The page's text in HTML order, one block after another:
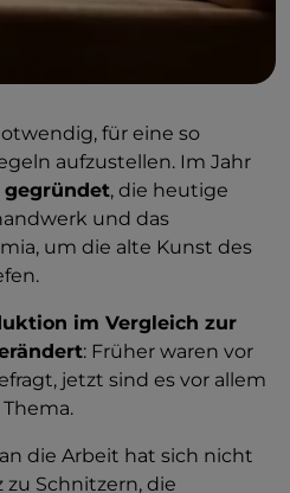
für eine so
aufzustellen. Im Jahr
gegründet, die heutige
und das
um die alte Kunst des
im Vergleich zur
: Früher waren vor
jetzt sind es vor allem
die Arbeit hat sich nicht
Schnitzern, die